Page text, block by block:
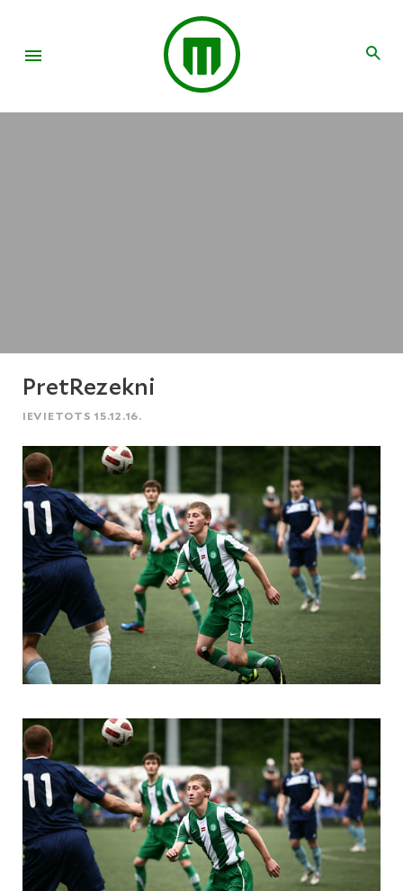
PretRezekni
IEVIETOTS 15.12.16.